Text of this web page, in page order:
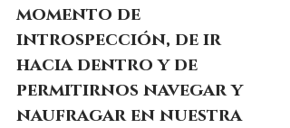
momento de
introspección, de ir
hacia dentro y de
permitirnos navegar y
naufragar en nuestra